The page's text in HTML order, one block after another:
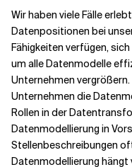
Wir haben viele Fälle
Datenpositionen bei
Fähigkeiten verfügen,
um alle Datenmodelle
Unternehmen
Unternehmen die
Rollen in der
Datenmodellierung in
Stellenbeschreibungen
Datenmodellierung hängt